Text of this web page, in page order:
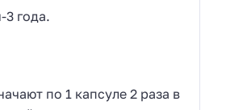
3 года.
по 1 капсуле 2 раза в